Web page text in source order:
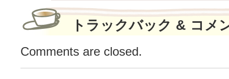
界
注
トラックバック & コメ
Comments are closed.